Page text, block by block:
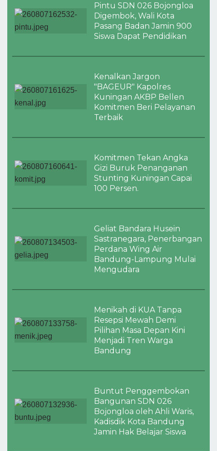
Pintu SDN 026 Bojongloa
Digembok, Wali Kota
Pasang Badan Jamin 900
Siswa Dapat Pendidikan
Kenalkan Jargon
"BAGEUR" Kapolres
Kuningan AKBP Bellen
Komitmen Beri Pelayanan
Terbaik
Komitmen Tekan Angka
Gizi Buruk Penanganan
Stunting Kuningan Capai
100 Persen.
Geliat Bandara Husein
Sastranegara, Penerbangan
Perdana Wing Air
Bandung-Lampung Mulai
Mengudara
Menikah di KUA Tanpa
Resepsi Mewah Demi
Pilihan Masa Depan Kini
Menjadi Tren Warga
Bandung
Buntut Penggembokan
Bangunan SDN 026
Bojongloa oleh Ahli Waris,
Kadisdik Kota Bandung
Jamin Hak Belajar Siswa